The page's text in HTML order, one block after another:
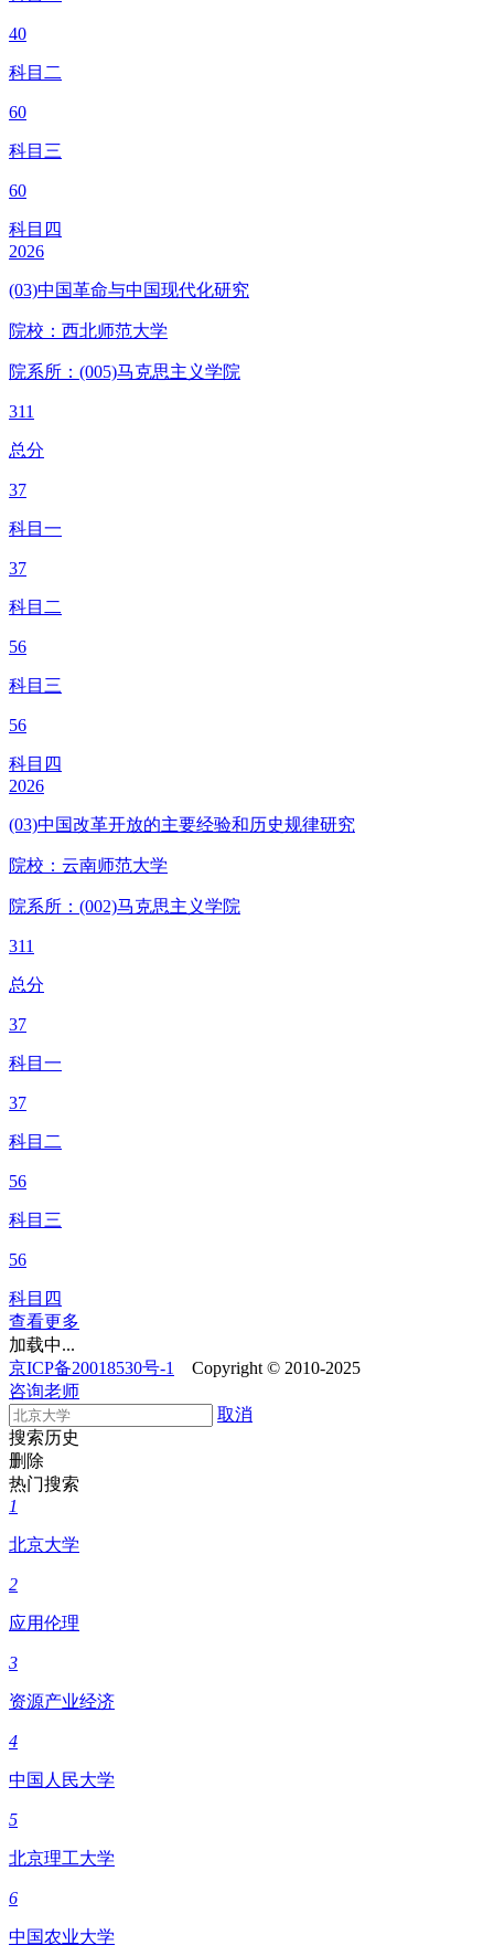
40
科目二
60
科目三
60
科目四
2026
(03)中国革命与中国现代化研究
院校： 西北师范大学
院系所：(005)马克思主义学院
311
总分
37
科目一
37
科目二
56
科目三
56
科目四
2026
(03)中国改革开放的主要经验和历史规律研究
院校： 云南师范大学
院系所：(002)马克思主义学院
311
总分
37
科目一
37
科目二
56
科目三
56
科目四
查看更多
加载中...
京ICP备20018530号-1
Copyright © 2010-2025
咨询老师
取消
搜索历史
删除
热门搜索
1
北京大学
2
应用伦理
3
资源产业经济
4
中国人民大学
5
北京理工大学
6
中国农业大学